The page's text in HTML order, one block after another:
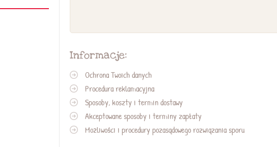
Informacje:
Ochrona Twoich danych
Procedura reklamacyjna
Sposoby, koszty i termin dostawy
Akceptowane sposoby i terminy zapłaty
Możliwości i procedury pozasądowego rozwiązania sporu